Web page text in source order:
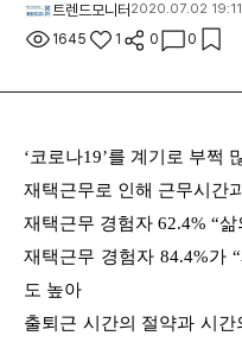
트렌드모니터 2020.07.02 19:11
1645 1 0 0
‘코로나19’를 계기로 부쩍
재택근무로 인해 근무시간
재택근무 경험자 62.4% “
재택근무 경험자 84.4%가
도 높아
출퇴근 시간의 절약과 시